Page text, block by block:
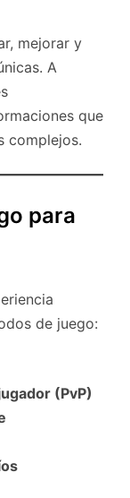
mejorar y
A
que
complejos.
para
de juego:
(PvP)